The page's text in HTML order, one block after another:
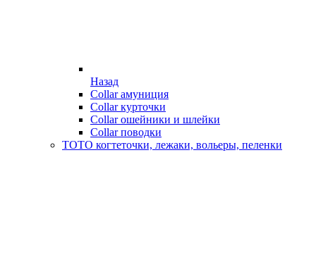
Назад
Collar амуниция
Collar курточки
Collar ошейники и шлейки
Collar поводки
ТОТО когтеточки, лежаки, вольеры, пеленки